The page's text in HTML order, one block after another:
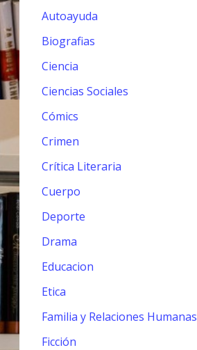
Autoayuda
Biografias
Ciencia
Ciencias Sociales
Cómics
Crimen
Crítica Literaria
Cuerpo
Deporte
Drama
Educacion
Etica
Familia y Relaciones Humanas
Ficción